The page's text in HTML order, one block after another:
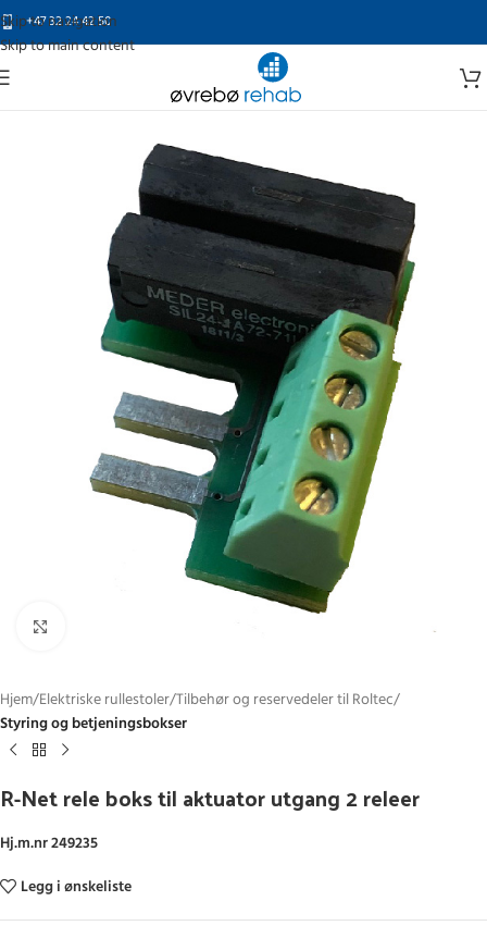
Skip to navigation
Skip to main content
+47 32 24 42 50
Hjem Elektriske rullestoler Tilbehør og reservedeler til Roltec
Styring og betjeningsbokser
R-Net rele boks til aktuator utgang 2 releer
Hj.m.nr 249235
Legg i ønskeliste